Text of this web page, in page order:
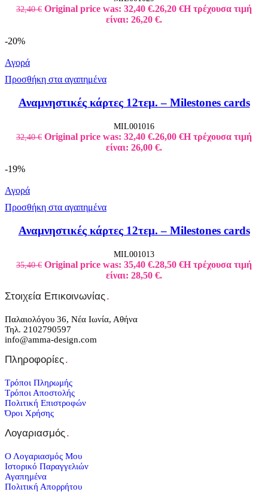
32,40€ Original price was: 32,40 €.26,20 €Η τρέχουσα τιμή
είναι: 26,20 €.
-20%
Αγορά
Προσθήκη στα αγαπημένα
Αναμνηστικές κάρτες 12τεμ. – Milestones cards
MIL001016
32,40€ Original price was: 32,40 €.26,00 €Η τρέχουσα τιμή
είναι: 26,00 €.
-19%
Αγορά
Προσθήκη στα αγαπημένα
Αναμνηστικές κάρτες 12τεμ. – Milestones cards
MIL001013
35,40€ Original price was: 35,40 €.28,50 €Η τρέχουσα τιμή
είναι: 28,50 €.
Στοιχεία Επικοινωνίας.
Παλαιολόγου 36, Νέα Ιωνία, Αθήνα
Τηλ. 2102790597
info@amma-design.com
Πληροφορίες.
Τρόποι Πληρωμής
Τρόποι Αποστολής
Πολιτική Επιστροφών
Όροι Χρήσης
Λογαριασμός.
Ο Λογαριασμός Μου
Ιστορικό Παραγγελιών
Αγαπημένα
Πολιτική Απορρήτου